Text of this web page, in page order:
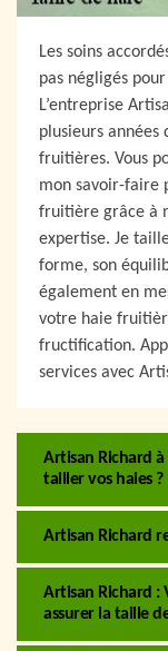
Les soins
pas négligés
L’entreprise
plusieurs années
fruitières. Vous
mon savoir-faire
fruitière grâce à
expertise. Je
forme, son
également en
votre haie
fructification.
services avec
Artisan Richard
tailler vos haies ?
Artisan Richard
Artisan Richard
assurer la taille